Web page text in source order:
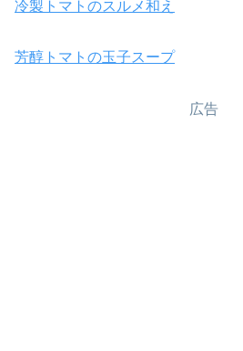
冷製トマトのスルメ和え
芳醇トマトの玉子スープ
広告